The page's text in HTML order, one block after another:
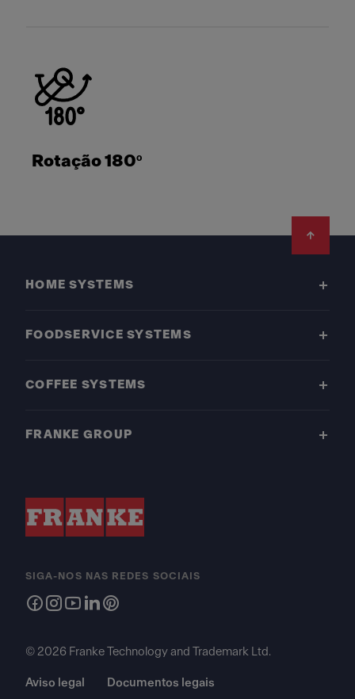
Rotação 180º
HOME SYSTEMS
FOODSERVICE SYSTEMS
COFFEE SYSTEMS
FRANKE GROUP
SIGA-NOS NAS REDES SOCIAIS
© 2026 Franke Technology and Trademark Ltd.
Aviso legal Documentos legais